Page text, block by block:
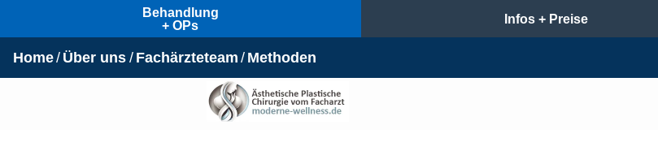
Behandlung
+ OPs
Infos + Preise
Home Über uns Fachärzteteam Methoden